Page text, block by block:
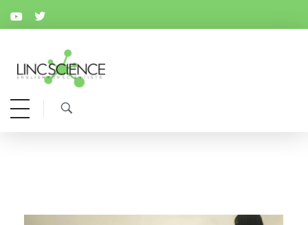
リンクサイエンス